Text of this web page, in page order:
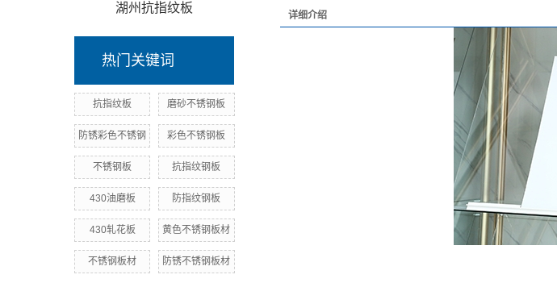
湖州抗指纹板
热门关键词
抗指纹板 磨砂不锈钢板
防锈彩色不锈钢 彩色不锈钢板
不锈钢板 抗指纹钢板
430油磨板 防指纹钢板
430轧花板 黄色不锈钢板材
不锈钢板材 防锈不锈钢板材
详细介绍